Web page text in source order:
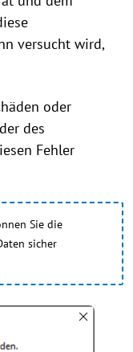
versucht wird,
oder
des
Fehler
Sie die
sicher